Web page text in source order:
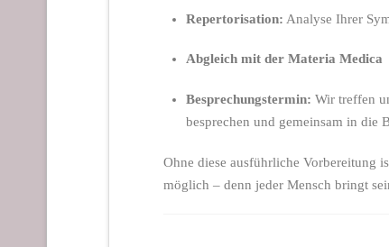
Repertorisation: Analyse Ihrer
Abgleich mit der Materia Medica
Besprechungstermin: Wir treffen
besprechen und gemeinsam in die
Ohne diese ausführliche Vorbereitung
möglich – denn jeder Mensch bringt